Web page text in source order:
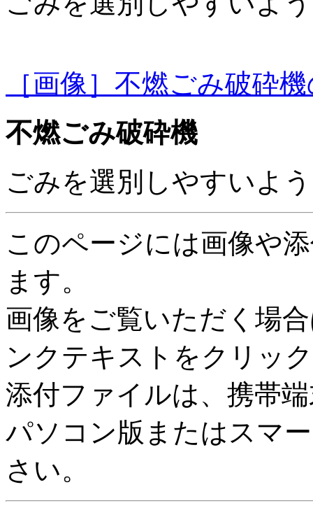
［画像］不燃ごみ破砕
不燃ごみ破砕機
ごみを選別しやすいよ
このページには画像や
ます。
画像をご覧いただく場
ンクテキストをクリッ
添付ファイルは、携帯
パソコン版またはスマ
さい。